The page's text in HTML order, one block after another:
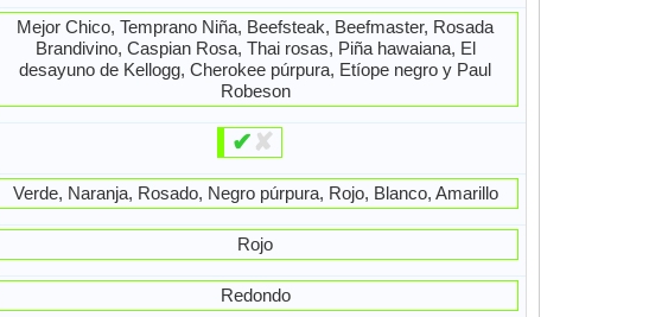
Mejor Chico, Temprano Niña, Beefsteak, Beefmaster, Rosada
Brandivino, Caspian Rosa, Thai rosas, Piña hawaiana, El
desayuno de Kellogg, Cherokee púrpura, Etíope negro y Paul
Robeson
✔ ✘
Verde, Naranja, Rosado, Negro púrpura, Rojo, Blanco, Amarillo
Rojo
Redondo